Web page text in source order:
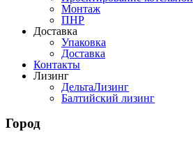
Монтаж
ПНР
Доставка
Упаковка
Доставка
Контакты
Лизинг
ДельтаЛизинг
Балтийский лизинг
Город